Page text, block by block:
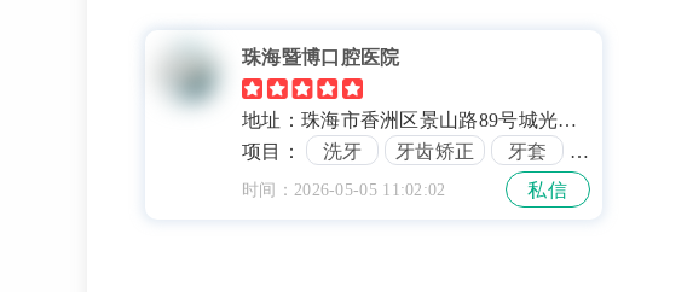
珠海暨博口腔医院
地址：珠海市香洲区景山路89号城光大
厦1-2楼
项目： 洗牙 牙齿矫正
牙套
地包天
牙齿美白
时间：2026-05-05 11:02:02 私信